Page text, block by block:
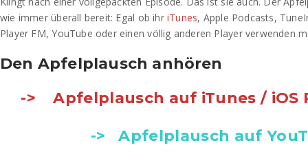
wie immer überall bereit: Egal ob ihr iTunes, Apple Podcasts,
Player FM, YouTube oder einen völlig anderen Player verwenden
Den Apfelplausch anhören
-> Apfelplausch auf iTunes / iOS
-> Apfelplausch auf